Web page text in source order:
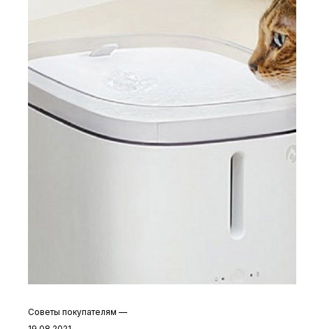
Советы покупателям —